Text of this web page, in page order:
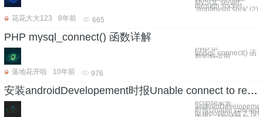
MySQL server
through socket
'/tmp/mysql.sock' (2)
花花大大123
8年前 665
PHP mysql_connect() 函数详解
PHP 中
mysql_connect() 函
数如何运用
落地花开啦
10年前 976
安装androidDevelopement时报Unable connect to repository错？
eclipse安装
时报Unable connect
to repository错？ 报错